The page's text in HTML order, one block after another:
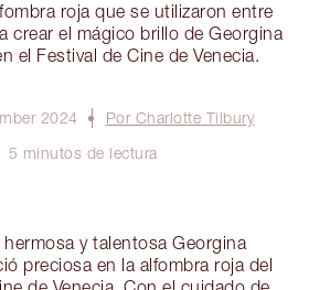
roja que se utilizaron entre
crear el mágico brillo de Georgina
el Festival de Cine de Venecia.
2024
Por Charlotte Tilbury
5 minutos de lectura
hermosa y talentosa Georgina
preciosa en la alfombra roja del